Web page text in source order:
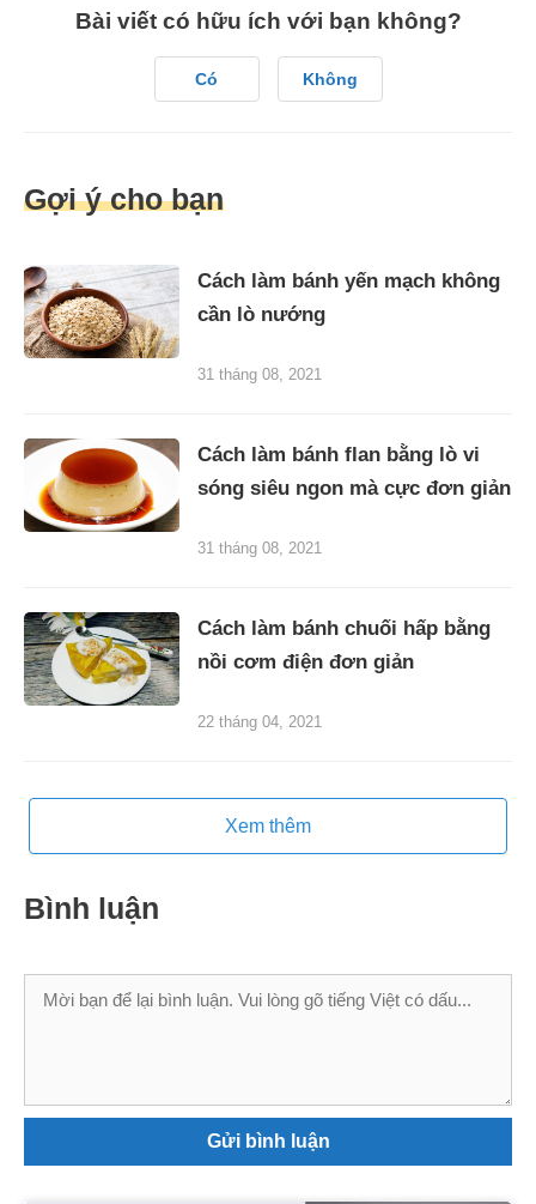
Bài viết có hữu ích với bạn không?
Có Không
Gợi ý cho bạn
Cách làm bánh yến mạch không
cần lò nướng
31 tháng 08, 2021
Cách làm bánh flan bằng lò vi
sóng siêu ngon mà cực đơn giản
31 tháng 08, 2021
Cách làm bánh chuối hấp bằng
nồi cơm điện đơn giản
22 tháng 04, 2021
Xem thêm
Bình luận
Bình